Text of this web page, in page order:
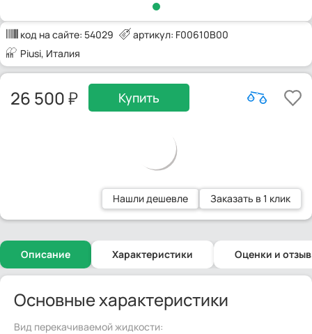
код на сайте: 54029
артикул: F00610B00
Piusi, Италия
26 500 Купить
Нашли дешевле Заказать в 1 клик
Описание Характеристики Оценки и
Основные характеристики
Вид перекачиваемой жидкости: